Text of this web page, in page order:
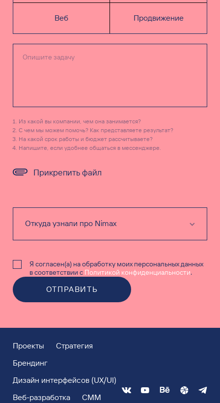
Веб Продвижение
Прикрепить файл
Из какой вы компании, чем она занимается?
С чем мы можем помочь? Как представляете результат?
На какой срок работы и бюджет рассчитываете?
Напишите, если удобнее общаться в мессенджере.
Я согласен(а) на обработку моих персональных данных
в соответствии с Политикой конфиденциальности.
ОТПРАВИТЬ
Проекты
Стратегия
Брендинг
Дизайн интерфейсов (UX/UI)
Веб-разработка
СММ